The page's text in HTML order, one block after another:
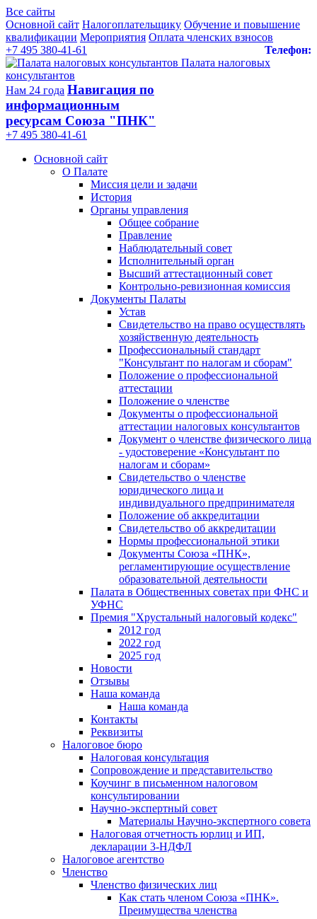
Все сайты
Основной сайт Налогоплательщику Обучение и повышение
квалификации Мероприятия Оплата членских взносов
Телефон:
+7 495 380-41-61
Палата налоговых
консультантов
Нам 24 года Навигация по
информационным
ресурсам Союза "ПНК"
+7 495 380‑41‑61
Основной сайт
О Палате
Миссия цели и задачи
История
Органы управления
Общее собрание
Правление
Наблюдательный совет
Исполнительный орган
Высший аттестационный совет
Контрольно-ревизионная комиссия
Документы Палаты
Устав
Свидетельство на право осуществлять
хозяйственную деятельность
Профессиональный стандарт
"Консультант по налогам и сборам"
Положение о профессиональной
аттестации
Положение о членстве
Документы о профессиональной
аттестации налоговых консультантов
Документ о членстве физического лица
- удостоверение «Консультант по
налогам и сборам»
Свидетельство о членстве
юридического лица и
индивидуального предпринимателя
Положение об аккредитации
Свидетельство об аккредитации
Нормы профессиональной этики
Документы Союза «ПНК»,
регламентирующие осуществление
образовательной деятельности
Палата в Общественных советах при ФНС и
УФНС
Премия "Хрустальный налоговый кодекс"
2012 год
2022 год
2025 год
Новости
Отзывы
Наша команда
Наша команда
Контакты
Реквизиты
Налоговое бюро
Налоговая консультация
Cопровождение и представительство
Коучинг в письменном налоговом
консультировании
Научно-экспертный совет
Материалы Научно-экспертного совета
Налоговая отчетность юрлиц и ИП,
декларации 3-НДФЛ
Налоговое агентство
Членство
Членство физических лиц
Как стать членом Союза «ПНК».
Преимущества членства